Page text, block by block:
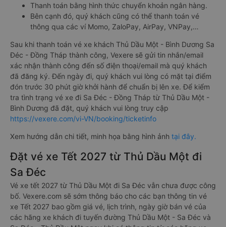
Thanh toán bằng hình thức chuyển khoản ngân hàng.
Bên cạnh đó, quý khách cũng có thể thanh toán vé
thông qua các ví Momo, ZaloPay, AirPay, VNPay,…
Sau khi thanh toán vé xe khách Thủ Dầu Một - Bình Dương Sa
Đéc - Đồng Tháp thành công, Vexere sẽ gửi tin nhắn/email
xác nhận thành công đến số điện thoại/email mà quý khách
đã đăng ký. Đến ngày đi, quý khách vui lòng có mặt tại điểm
đón trước 30 phút giờ khởi hành để chuẩn bị lên xe. Để kiểm
tra tình trạng vé xe đi Sa Đéc - Đồng Tháp từ Thủ Dầu Một -
Bình Dương đã đặt, quý khách vui lòng truy cập
https://vexere.com/vi-VN/booking/ticketinfo
Xem hướng dẫn chi tiết, minh họa bằng hình ảnh tại đây.
Đặt vé xe Tết 2027 từ Thủ Dầu Một đi
Sa Đéc
Vé xe tết 2027 từ Thủ Dầu Một đi Sa Đéc vẫn chưa được công
bố. Vexere.com sẽ sớm thông báo cho các bạn thông tin vé
xe Tết 2027 bao gồm giá vé, lịch trình, ngày giờ bán vé của
các hãng xe khách đi tuyến đường Thủ Dầu Một - Sa Đéc và